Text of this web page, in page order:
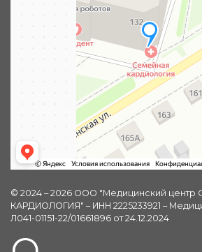
© 2024 – 2026 ООО "Медицинский центр
КАРДИОЛОГИЯ" – ИНН 2225233921 –
Л041-01151-22/01661896 от 24.12.2024